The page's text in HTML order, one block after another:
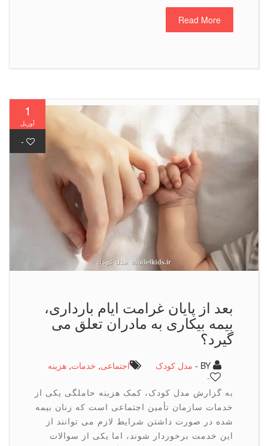
Read More
1
آوریل
-
بعد از پایان غرامت ایام بارداری،
بیمه بیکاری به مادران تعلق می
گیرد؟
مدل کودک اجتماعی,خدمات, هزینه
به گزارش مدل کودک، کمک هزینه حاملگی یکی از
خدمات سازمان تأمین اجتماعی است که زنان بیمه
شده در صورت داشتن شرایط لازم می توانند از
این خدمت برخوردار شوند، اما یکی از سوالات